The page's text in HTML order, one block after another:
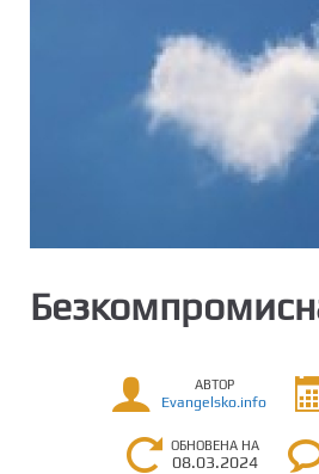
АВТОР
Evangelsko.info
ОБНОВЕНА НА
08.03.2024